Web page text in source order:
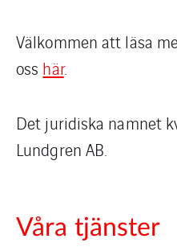
Välkommen att läsa
oss här.
Det juridiska namnet
Lundgren AB.
Våra tjänster